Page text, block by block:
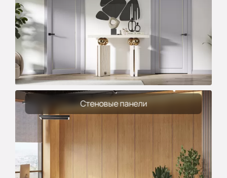
Стеновые панели